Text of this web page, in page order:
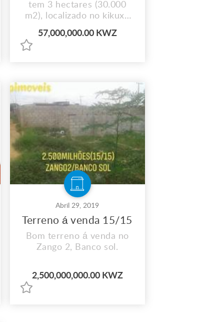
tem 3 hectares (30.000
m2), localizado no kikuxe
expressa .
57,000,000.00 KWZ
Abril 29, 2019
Terreno á venda 15/15
Bom terreno á venda no
Zango 2, Banco sol.
2,500,000,000.00 KWZ